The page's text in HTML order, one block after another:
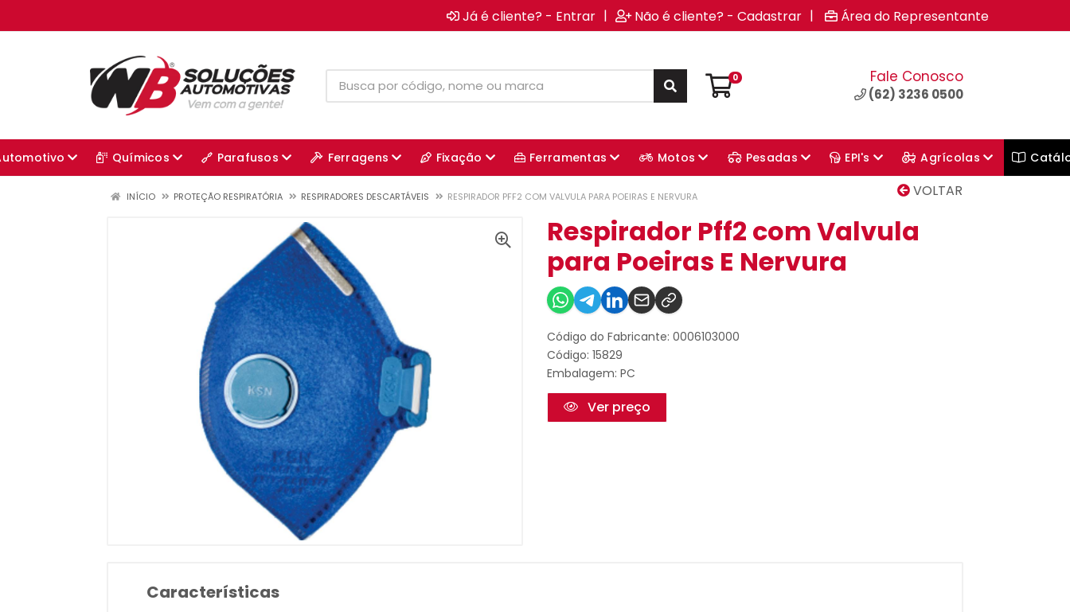
Já é cliente? - Entrar | Não é cliente? - Cadastrar | Área do Representante
0 Fale Conosco
(62) 3236 0500
Químicos Parafusos Ferragens Fixação Ferramentas Motos Pesadas EPI's Agrícolas
VOLTAR
INÍCIO PROTEÇÃO RESPIRATÓRIA RESPIRADORES DESCARTÁVEIS RESPIRADOR PFF2 COM VALVULA PARA POEIRAS E NERVURA
Respirador Pff2 com Valvula
para Poeiras E Nervura
Código do Fabricante: 0006103000
Código: 15829
Embalagem: PC
Ver preço
Características